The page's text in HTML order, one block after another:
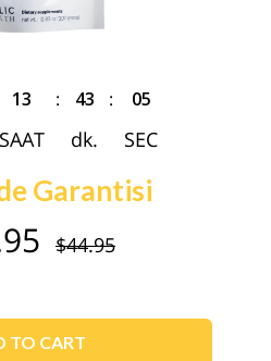
13
SAAT
: 43
dk.
: 04
SEC
Garantisi
$44.95
TO CART